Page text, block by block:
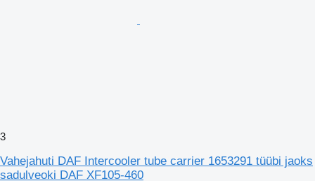
3
Vahejahuti DAF Intercooler tube carrier 1653291 tüübi jaoks
sadulveoki DAF XF105-460